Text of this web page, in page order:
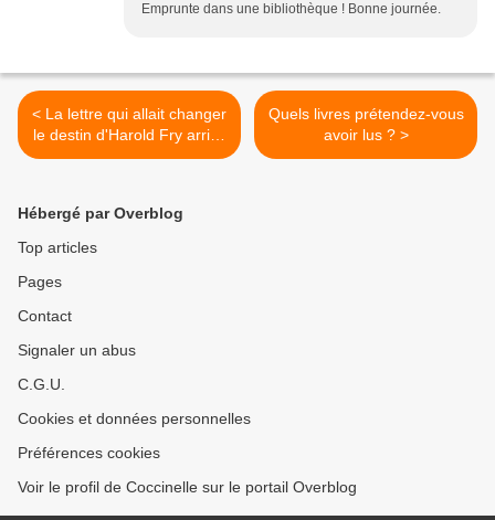
Emprunte dans une bibliothèque ! Bonne journée.
< La lettre qui allait changer
le destin d'Harold Fry arriva
le mardi..., de Rachel Joyce
Quels livres prétendez-vous
avoir lus ? >
Hébergé par Overblog
Top articles
Pages
Contact
Signaler un abus
C.G.U.
Cookies et données personnelles
Préférences cookies
Voir le profil de Coccinelle sur le portail Overblog